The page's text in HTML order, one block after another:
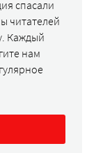
спасали
читателей
Каждый
нам